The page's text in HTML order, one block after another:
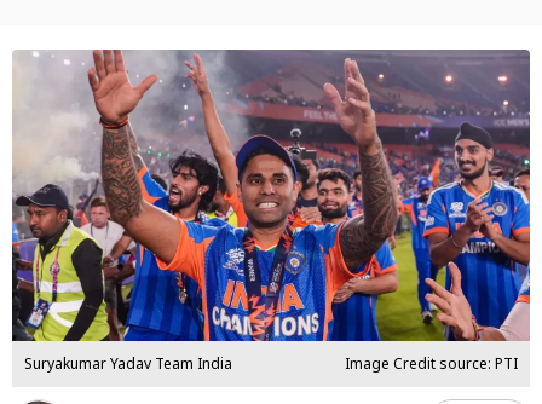
Suryakumar Yadav Team India Image Credit source: PTI